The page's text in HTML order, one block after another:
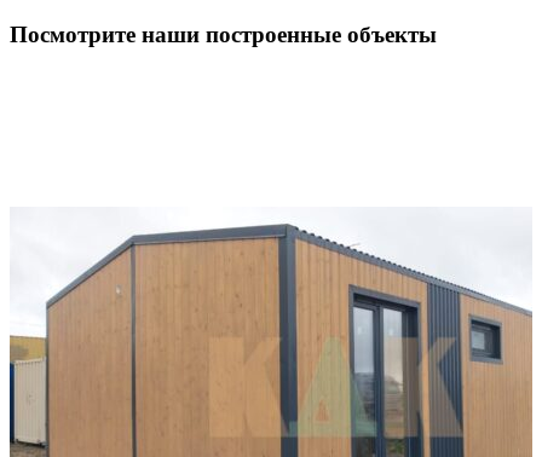
Посмотрите наши построенные объекты